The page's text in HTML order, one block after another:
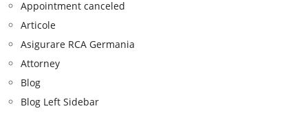
Appointment canceled
Articole
Asigurare RCA Germania
Attorney
Blog
Blog Left Sidebar